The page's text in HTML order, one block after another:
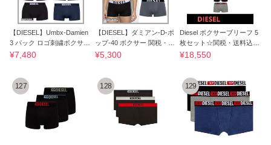
【DIESEL】Umbx-Damien
3 パック ロゴ刺繍ボクサー
セット
¥7,480
【DIESEL】ダミアン-D-ポ
ップ-40 ボクサー 関税・送
料込み
¥5,300
Diesel ボクサーブリーフ 5
枚セット☆関税・送料込み
☆
¥18,550
127 128 129